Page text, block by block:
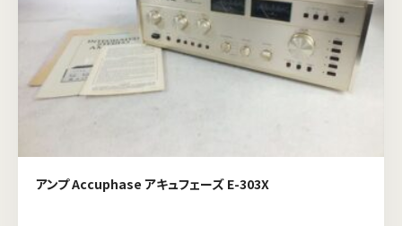
アンプ Accuphase アキュフェーズ E-303X